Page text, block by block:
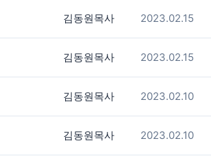
김동원목사 2023.02.15
김동원목사 2023.02.15
김동원목사 2023.02.10
김동원목사 2023.02.10